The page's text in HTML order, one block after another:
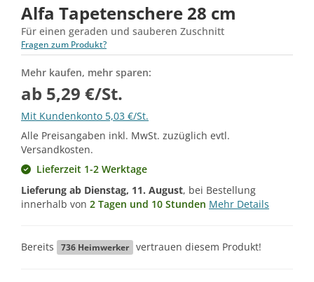
Alfa Tapetenschere 28 cm
Für einen geraden und sauberen Zuschnitt
Fragen zum Produkt?
Mehr kaufen, mehr sparen:
ab 5,29 €/St.
Mit Kundenkonto 5,03 €/St.
Alle Preisangaben inkl. MwSt. zuzüglich evtl.
Versandkosten.
Lieferzeit 1-2 Werktage
Lieferung ab Dienstag, 11. August, bei Bestellung
innerhalb von 2 Tagen und 10 Stunden Mehr Details
Bereits 736 Heimwerker vertrauen diesem Produkt!